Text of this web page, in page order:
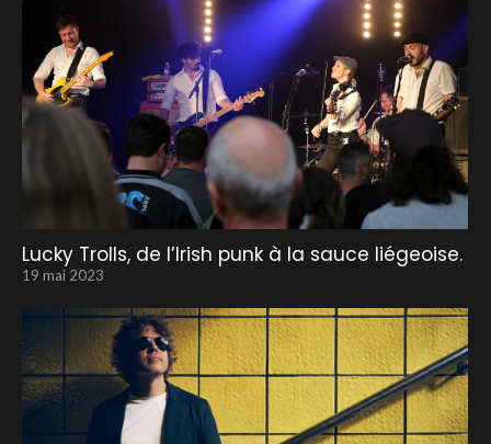
Lucky Trolls, de l’Irish punk à la sauce liégeoise.
19 mai 2023